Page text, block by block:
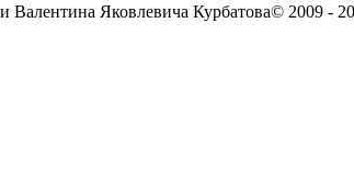
Валентина Яковлевича Курбатова© 2009 -